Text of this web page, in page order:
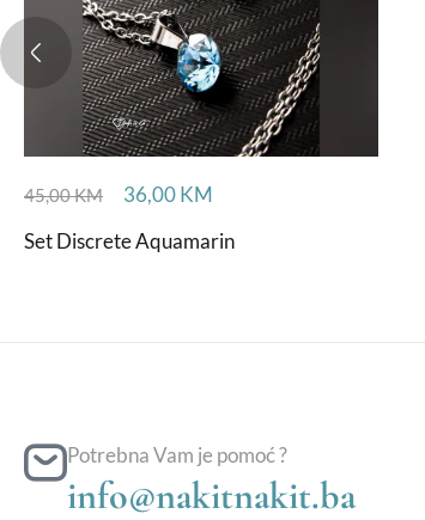
45,00KM 36,00KM
Set Discrete Aquamarin
Potrebna Vam je pomoć ?
info@nakitnakit.ba